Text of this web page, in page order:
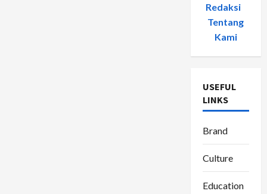
Redaksi-
Tentang
Kami
USEFUL
LINKS
Brand
Culture
Education